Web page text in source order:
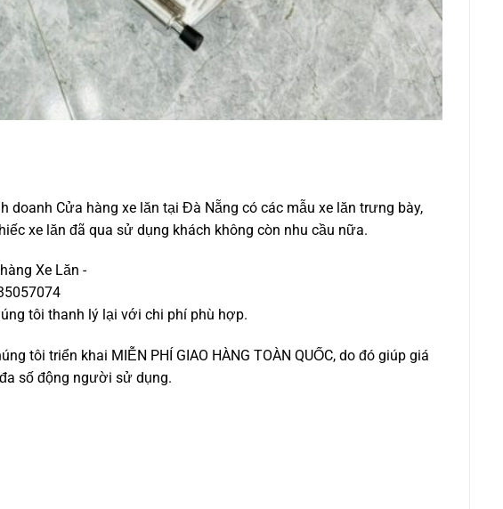
doanh Cửa hàng xe lăn tại Đà Nẵng có các mẫu xe lăn trưng bày,
xe lăn đã qua sử dụng khách không còn nhu cầu nữa.
tôi thanh lý lại với chi phí phù hợp.
tôi triển khai MIỄN PHÍ GIAO HÀNG TOÀN QUỐC, do đó giúp giá
số động người sử dụng.